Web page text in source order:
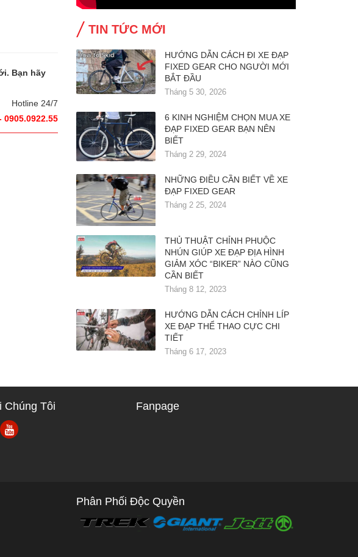
Bạn hãy
Hotline 24/7
0905.0922.55
TIN TỨC MỚI
HƯỚNG DẪN CÁCH ĐI XE ĐẠP
FIXED GEAR CHO NGƯỜI MỚI
BẮT ĐẦU
Tháng 5 30, 2026
6 KINH NGHIỆM CHỌN MUA XE
ĐẠP FIXED GEAR BẠN NÊN
BIẾT
Tháng 2 29, 2024
NHỮNG ĐIỀU CẦN BIẾT VỀ XE
ĐẠP FIXED GEAR
Tháng 2 25, 2024
THỦ THUẬT CHỈNH PHUỘC
NHÚN GIÚP XE ĐẠP ĐỊA HÌNH
GIẢM XÓC “BIKER” NÀO CŨNG
CẦN BIẾT
Tháng 8 12, 2023
HƯỚNG DẪN CÁCH CHỈNH LÍP
XE ĐẠP THỂ THAO CỰC CHI
TIẾT
Tháng 6 17, 2023
Chúng Tôi Fanpage
Phân Phối Độc Quyền